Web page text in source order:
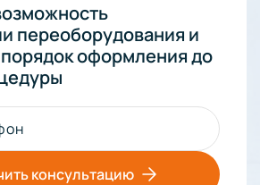
переоборудования и
оформления до
консультацию